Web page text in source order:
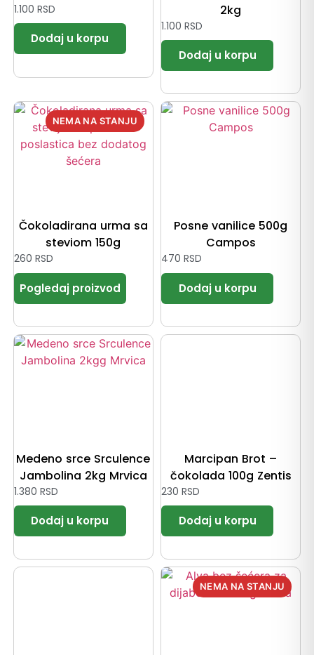
1.100 RSD
2kg
1.100 RSD
Čokoladirana urma sa
steviom 150g
260 RSD
Posne vanilice 500g
Campos
470 RSD
Medeno srce Srculence
Jambolina 2kg Mrvica
1.380 RSD
Marcipan Brot –
čokolada 100g Zentis
230 RSD